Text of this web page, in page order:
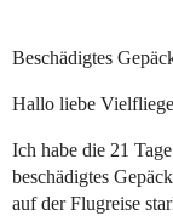
Beschädigtes
Hallo liebe
Ich habe die 21
beschädigtes
auf der Flugreise